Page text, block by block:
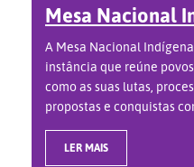
Mesa Nacional
A Mesa Nacional
instância que reúne
como as suas lutas,
propostas e conquistas
LER MAIS